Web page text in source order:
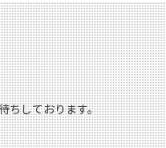
ちしております。